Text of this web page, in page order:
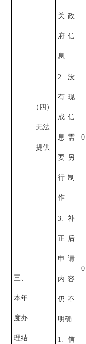
三、
本年
度办
理结
（四）
无法
提供
关政
府信
息
2.没
有现
成信
息需
要另
行制
作
0
3.补
正后
申请
内容
仍不
明确
0
1.信